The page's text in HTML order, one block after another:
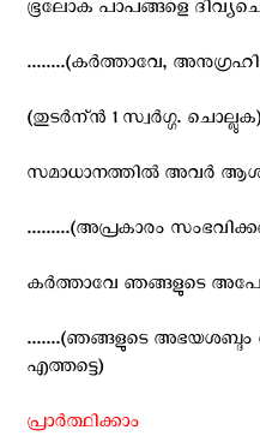
ഭൂലോക പാപങ്ങളെ
........(കര്‍ത്താവേ,
(തുടര്‍ന്ന്‍ 1 സ്വര്‍ഗ്ഗ. ചൊല്ലുക)
സമാധാനത്തില്‍ അവര്‍
.........(അപ്രകാരം
കര്‍ത്താവേ ഞങ്ങളുടെ
.......(ഞങ്ങളുടെ
എത്തട്ടെ)
പ്രാര്‍ത്ഥിക്കാം